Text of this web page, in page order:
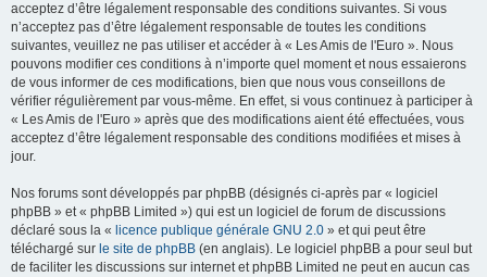
acceptez d’être légalement responsable des conditions suivantes. Si vous
n’acceptez pas d’être légalement responsable de toutes les conditions
suivantes, veuillez ne pas utiliser et accéder à « Les Amis de l'Euro ». Nous
pouvons modifier ces conditions à n’importe quel moment et nous essaierons
de vous informer de ces modifications, bien que nous vous conseillons de
vérifier régulièrement par vous-même. En effet, si vous continuez à participer à
« Les Amis de l'Euro » après que des modifications aient été effectuées, vous
acceptez d’être légalement responsable des conditions modifiées et mises à
jour.
Nos forums sont développés par phpBB (désignés ci-après par « logiciel
phpBB » et « phpBB Limited ») qui est un logiciel de forum de discussions
déclaré sous la « licence publique générale GNU 2.0 » et qui peut être
téléchargé sur le site de phpBB (en anglais). Le logiciel phpBB a pour seul but
de faciliter les discussions sur internet et phpBB Limited ne peut en aucun cas